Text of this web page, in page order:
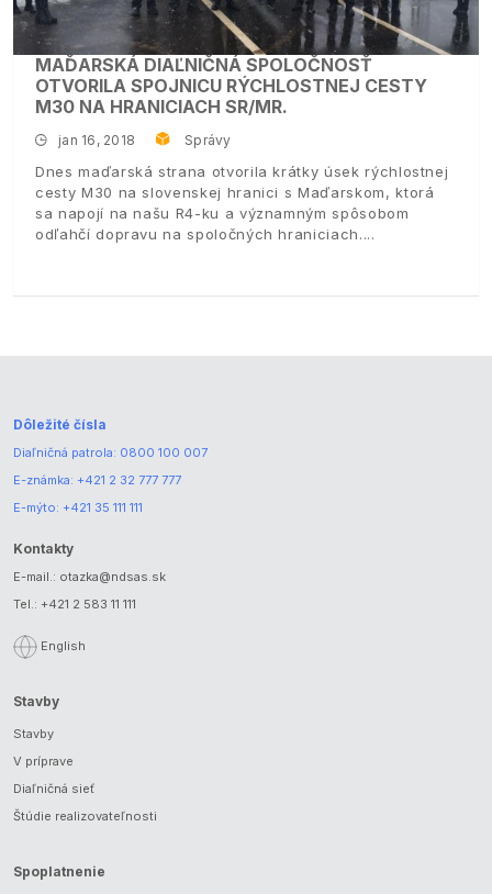
MAĎARSKÁ DIAĽNIČNÁ SPOLOČNOSŤ
OTVORILA SPOJNICU RÝCHLOSTNEJ CESTY
M30 NA HRANICIACH SR/MR.
jan 16, 2018 Správy
Dnes maďarská strana otvorila krátky úsek rýchlostnej
cesty M30 na slovenskej hranici s Maďarskom, ktorá
sa napojí na našu R4-ku a významným spôsobom
odľahčí dopravu na spoločných hraniciach.
Dôležité čísla
Diaľničná patrola: 0800 100 007
E-známka: +421 2 32 777 777
E-mýto: +421 35 111 111
Kontakty
E-mail.: otazka@ndsas.sk
Tel.: +421 2 583 11 111
English
Stavby
Stavby
V príprave
Diaľničná sieť
Štúdie realizovateľnosti
Spoplatnenie